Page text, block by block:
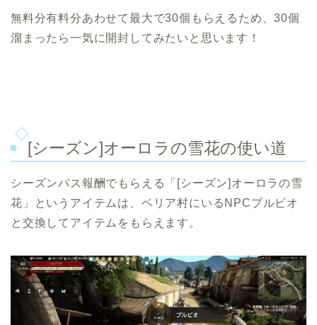
無料分有料分あわせて最大で30個もらえるため、30個
溜まったら一気に開封してみたいと思います！
[シーズン]オーロラの雪花の使い道
シーズンパス報酬でもらえる「[シーズン]オーロラの雪
花」というアイテムは、ベリア村にいるNPCプルビオ
と交換してアイテムをもらえます。